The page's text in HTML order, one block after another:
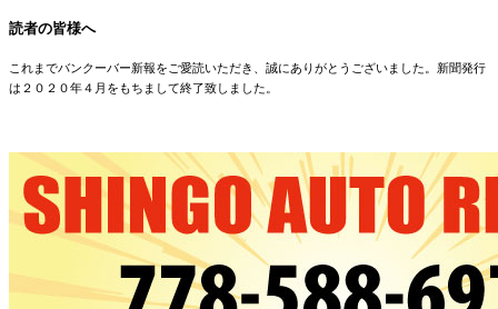
読者の皆様へ
これまでバンクーバー新報をご愛読いただき、誠にありがとうございました。新聞発行
は２０２０年４月をもちまして終了致しました。